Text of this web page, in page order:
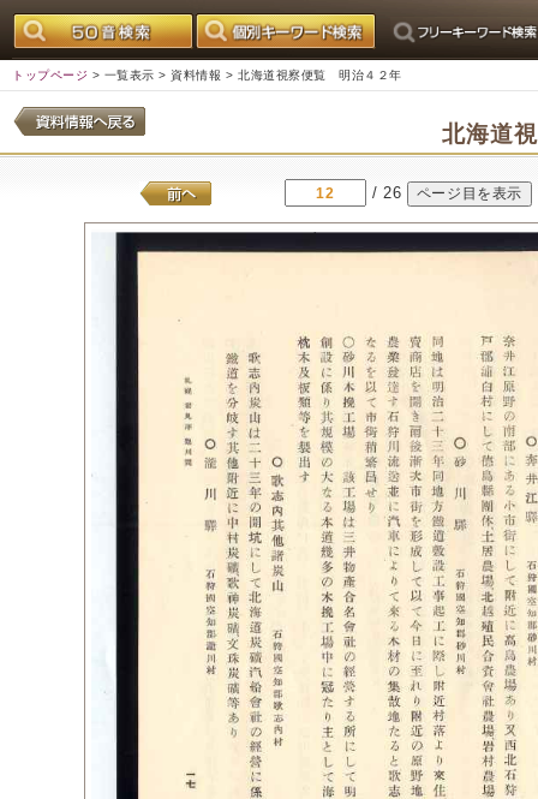
トップページ > 一覧表示 > 資料情報 > 北海道視察便覧 明治４２年
北海道
/ 26